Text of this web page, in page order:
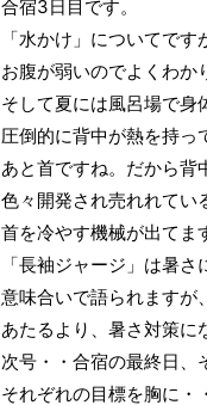
合宿3日目です。
「水かけ」についてです
お腹が弱いのでよくわか
そして夏には風呂場で身
圧倒的に背中が熱を持っ
あと首ですね。だから背
色々開発され売れれてい
首を冷やす機械が出てま
「長袖ジャージ」は暑
意味合いで語られますが
あたるより、暑さ対策に
次号・・合宿の最終日、
それぞれの目標を胸に・